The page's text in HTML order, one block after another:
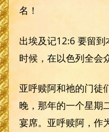
名！
出埃及记12:6 要留
时候，在以色列全会
亚呼赎阿和祂的门徒
晚，那年的一个星期
宴席。亚呼赎阿，作